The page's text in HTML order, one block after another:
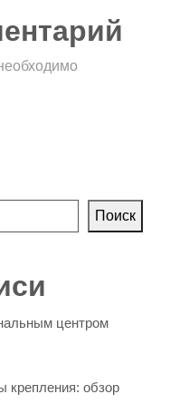
Поиск
центром
крепления: обзор